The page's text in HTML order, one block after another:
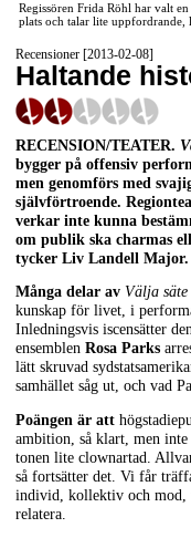
Regissören Frida Röhl har valt
plats och talar lite
Recensioner [2013-02-08]
Haltande
RECENSION/TEATER.
bygger på offensiv
men genomförs med
självförtroende.
verkar inte kunna
om publik ska charmas
tycker Liv Landell Major.
Många delar av Välja säte
kunskap för livet, i
Inledningsvis iscensätter
ensemblen Rosa Parks
lätt skruvad
samhället såg ut, och vad
Poängen är att
ambition, så klart, men
tonen lite clownartad.
så fortsätter det. Vi får
individ, kollektiv och mod,
relatera.